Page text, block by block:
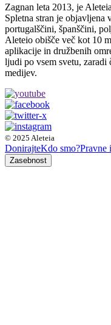
Zagnan leta 2013, je
Spletna stran je objavljena
portugalščini, španščini,
Aleteio obišče več kot 10
aplikacije in družbenih
ljudi po vsem svetu,
medijev.
© 2025 Aleteia
DonirajteKdo smo?Pravne
Zasebnost